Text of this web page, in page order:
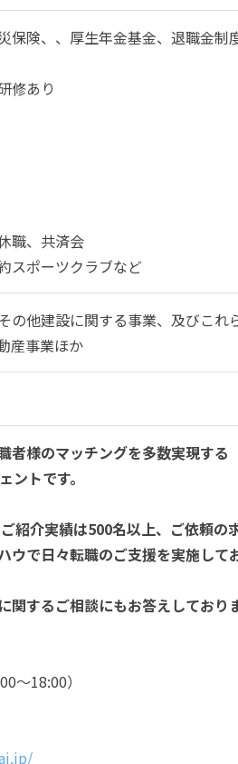
保険、、厚生年金基金、退職金制
修あり
職、共済会
スポーツクラブなど
の他建設に関する事業、及びこ
産事業ほか
者様のマッチングを多数実現する
トです。
紹介実績は500名以上、ご依頼の
ウで日々転職のご支援を実施して
関するご相談にもお答えしており
〜18:00）